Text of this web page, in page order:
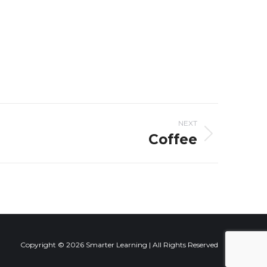
NEXT
Coffee
Copyright © 2026 Smarter Learning | All Rights Reserved